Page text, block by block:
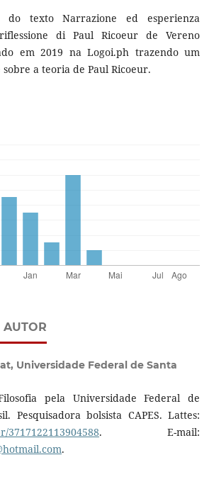
do texto Narrazione ed esperienza
di Paul Ricoeur de Vereno
em 2019 na Logoi.ph trazendo um
a teoria de Paul Ricoeur.
AUTOR
Universidade Federal de Santa
pela Universidade Federal de
Pesquisadora bolsista CAPES. Lattes:
. E-mail:
.